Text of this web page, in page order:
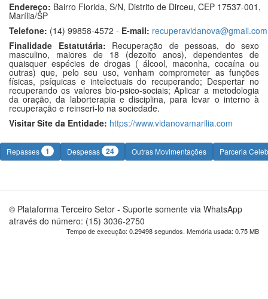
Endereço: Bairro Florida, S/N, Distrito de Dirceu, CEP 17537-001,
Marília/SP
Telefone: (14) 99858-4572 - E-mail: recuperavidanova@gmail.com
Finalidade Estatutária: Recuperação de pessoas, do sexo
masculino, maiores de 18 (dezoito anos), dependentes de
quaisquer espécies de drogas ( álcool, maconha, cocaína ou
outras) que, pelo seu uso, venham comprometer as funções
físicas, psíquicas e intelectuais do recuperando; Despertar no
recuperando os valores bio-psico-sociais; Aplicar a metodologia
da oração, da laborterapia e disciplina, para levar o interno à
recuperação e reinseri-lo na sociedade.
Visitar Site da Entidade: https://www.vidanovamarilia.com
Repasses 1 Despesas 24 Outras Movimentações Parceria
© Plataforma Terceiro Setor - Suporte somente via WhatsApp
através do número: (15) 3036-2750
Tempo de execução: 0.29498 segundos. Memória usada: 0.75 MB